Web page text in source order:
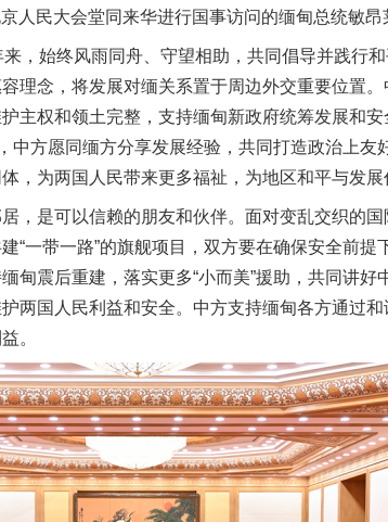
民大会堂同来华进行国事访问的缅甸总统敏昂
始终风雨同舟、守望相助，共同倡导并践行
理念，将发展对缅关系置于周边外交重要位置
主权和领土完整，支持缅甸新政府统筹发展和
中方愿同缅方分享发展经验，共同打造政治上友
，为两国人民带来更多福祉，为地区和平与发展
是可以信赖的朋友和伙伴。面对变乱交织的国
“一带一路”的旗舰项目，双方要在确保安全前提
甸震后重建，落实更多“小而美”援助，共同讲好
两国人民利益和安全。中方支持缅甸各方通过
。